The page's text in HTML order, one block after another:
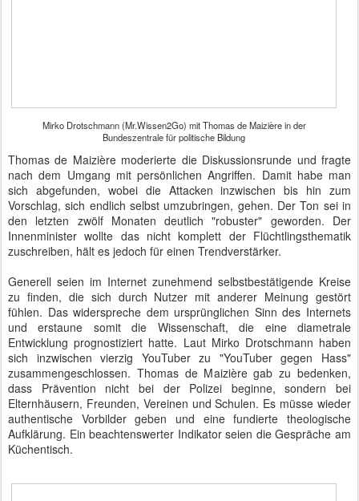
Mirko Drotschmann (Mr.Wissen2Go) mit Thomas de Maizière in der
Bundeszentrale für politische Bildung
Thomas de Maizière moderierte die Diskussionsrunde und fragte
nach dem Umgang mit persönlichen Angriffen. Damit habe man
sich abgefunden, wobei die Attacken inzwischen bis hin zum
Vorschlag, sich endlich selbst umzubringen, gehen. Der Ton sei in
den letzten zwölf Monaten deutlich "robuster" geworden. Der
Innenminister wollte das nicht komplett der Flüchtlingsthematik
zuschreiben, hält es jedoch für einen Trendverstärker.
Generell seien im Internet zunehmend selbstbestätigende Kreise
zu finden, die sich durch Nutzer mit anderer Meinung gestört
fühlen. Das widerspreche dem ursprünglichen Sinn des Internets
und erstaune somit die Wissenschaft, die eine diametrale
Entwicklung prognostiziert hatte. Laut Mirko Drotschmann haben
sich inzwischen vierzig YouTuber zu "YouTuber gegen Hass"
zusammengeschlossen. Thomas de Maizière gab zu bedenken,
dass Prävention nicht bei der Polizei beginne, sondern bei
Elternhäusern, Freunden, Vereinen und Schulen. Es müsse wieder
authentische Vorbilder geben und eine fundierte theologische
Aufklärung. Ein beachtenswerter Indikator seien die Gespräche am
Küchentisch.